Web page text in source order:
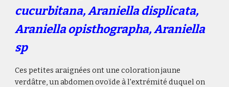
cucurbitana, Araniella displicata,
Araniella opisthographa, Araniella
sp
Ces petites araignées ont une coloration jaune
verdâtre, un abdomen ovoïde à l'extrémité duquel on